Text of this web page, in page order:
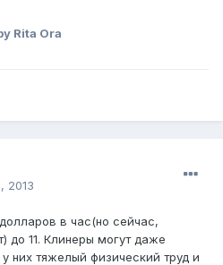
Rita Ora
2013
в час(но сейчас,
до 11. Клинеры могут даже
них тяжелый физический труд и